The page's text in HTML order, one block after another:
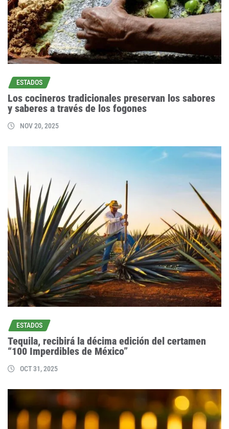
ESTADOS
Los cocineros tradicionales preservan los sabores
y saberes a través de los fogones
NOV 20, 2025
ESTADOS
Tequila, recibirá la décima edición del certamen
“100 Imperdibles de México”
OCT 31, 2025